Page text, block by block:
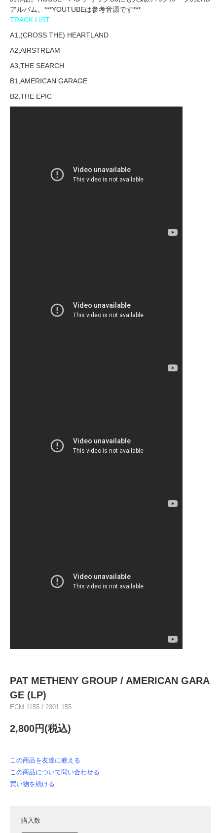
アルバム。***YOUTUBEは参考音源です***
TRACK LIST
A1,(CROSS THE) HEARTLAND
A2,AIRSTREAM
A3,THE SEARCH
B1,AMERICAN GARAGE
B2,THE EPIC
PAT METHENY GROUP / AMERICAN GARA
GE (LP)
ECM 1155 / 2301 155
2,800円(税込)
この商品を友達に教える
この商品について問い合わせる
買い物を続ける
購入数